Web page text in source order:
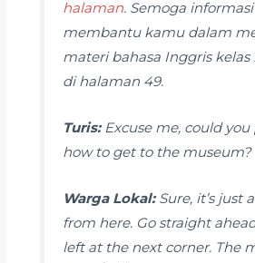
halaman. Semoga
membantu kamu dalam
materi bahasa Inggris kelas
di halaman 49.
Turis:Excuse me, could you
how to get to the museum?
Warga Lokal:Sure, it’s just
from here. Go straight
left at the next corner. The